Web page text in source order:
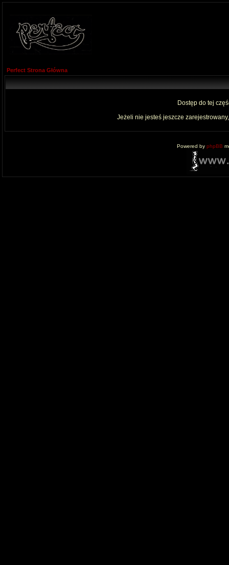
Perfect Strona Główna
Dostęp do tej
Jeżeli nie jesteś jeszcze
Powered by phpBB